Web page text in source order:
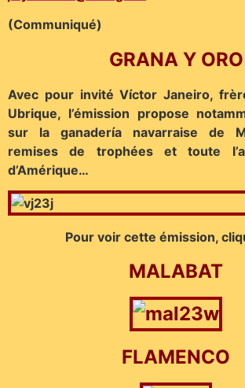
(Communiqué)
GRANA Y ORO
Avec pour invité Víctor Janeiro,
Ubrique, l’émission propose
sur la ganadería navarraise de
remises de trophées et toute
d’Amérique…
Pour voir cette émission,
MALABAT
FLAMENCO